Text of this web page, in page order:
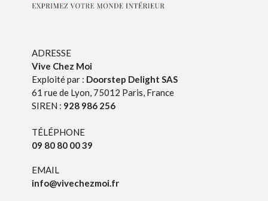
ADRESSE
Vive Chez Moi
Exploité par : Doorstep Delight SAS
61 rue de Lyon, 75012 Paris, France
SIREN : 928 986 256
TÉLÉPHONE
09 80 80 00 39
EMAIL
info@vivechezmoi.fr